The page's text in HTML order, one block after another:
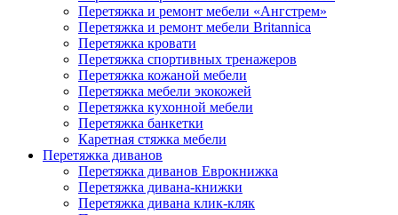
Перетяжка и ремонт мебели «Ангстрем»
Перетяжка и ремонт мебели Britannica
Перетяжка кровати
Перетяжка спортивных тренажеров
Перетяжка кожаной мебели
Перетяжка мебели экокожей
Перетяжка кухонной мебели
Перетяжка банкетки
Каретная стяжка мебели
Перетяжка диванов
Перетяжка диванов Еврокнижка
Перетяжка дивана-книжки
Перетяжка дивана клик-кляк